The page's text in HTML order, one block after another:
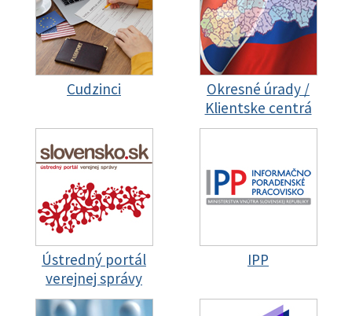
Cudzinci
Okresné úrady /
Klientske centrá
Ústredný portál
verejnej správy
IPP